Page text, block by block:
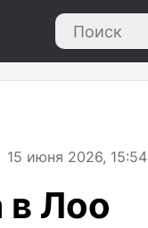
15 июня 2026, 15:54
в Лоо